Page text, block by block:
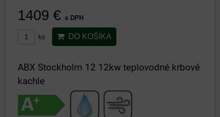
1409 € s DPH
ks DO KOŠÍKA
ABX Stockholm 12 12kw teplovodné krbové
kachle